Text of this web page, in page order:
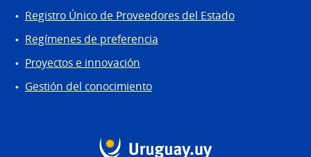
Registro Único de Proveedores del Estado
Regímenes de preferencia
Proyectos e innovación
Gestión del conocimiento